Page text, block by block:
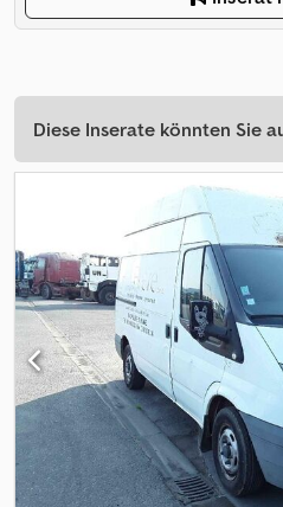
Diese Inserate könnten Sie